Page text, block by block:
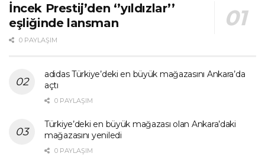
İncek Prestij’den ‘’yıldızlar’’
eşliğinde lansman
0 PAYLAŞIM
adidas Türkiye’deki en büyük mağazasını Ankara’da
açtı
0 PAYLAŞIM
Türkiye’deki en büyük mağazası olan Ankara’daki
mağazasını yeniledi
0 PAYLAŞIM